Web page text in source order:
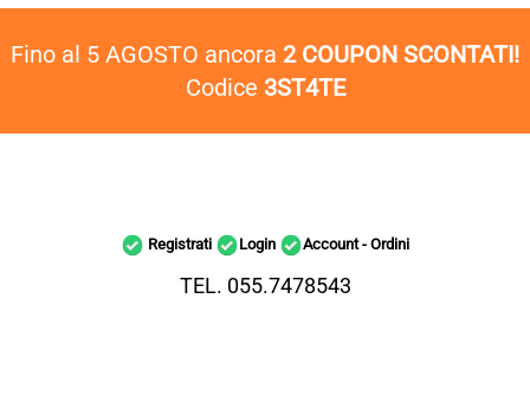
Fino al 5 AGOSTO ancora 2 COUPON SCONTATI!
Codice 3ST4TE
Registrati Login Account - Ordini
TEL. 055.7478543